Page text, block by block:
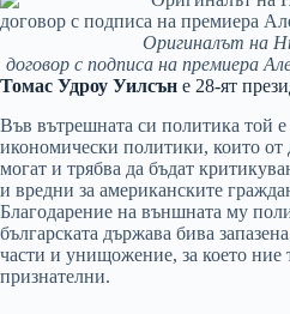
Оригиналът на
договор с подписа на премиера
Томас Удроу Уилсън е 28-ят
Във вътрешната си политика той
икономически политики, които от
могат и трябва да бъдат
и вредни за американските
Благодарение на външната му
българската държава бива
части и унищожение, за което ние
признателни.